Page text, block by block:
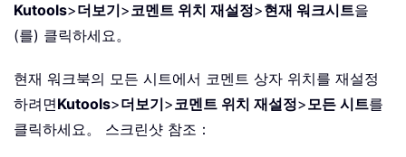
Kutools>더보기>코멘트 위치 재설정>현재 워크시트을
(를) 클릭하세요。
현재 워크북의 모든 시트에서 코멘트 상자 위치를 재설정
하려면Kutools>더보기>코멘트 위치 재설정>모든 시트를
클릭하세요。 스크린샷 참조：